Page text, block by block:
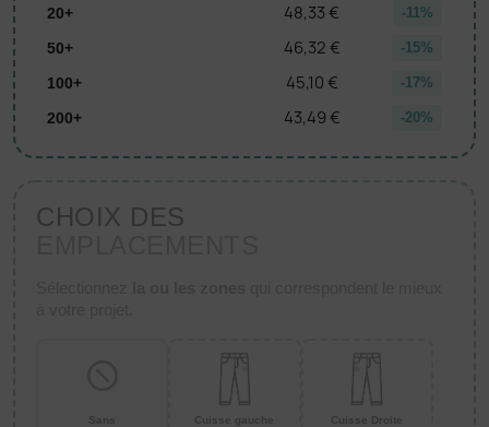
20+ 48,33 € -11%
50+ 46,32 € -15%
100+ 45,10 € -17%
200+ 43,49 € -20%
CHOIX DES
Sans
Cuisse gauche Cuisse Droite